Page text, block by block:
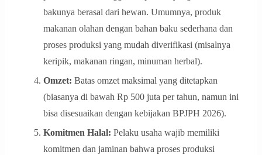
bakunya berasal dari hewan. Umumnya, produk
makanan olahan dengan bahan baku sederhana dan
proses produksi yang mudah diverifikasi (misalnya
keripik, makanan ringan, minuman herbal).
Omzet: Batas omzet maksimal yang ditetapkan
(biasanya di bawah Rp 500 juta per tahun, namun ini
bisa disesuaikan dengan kebijakan BPJPH 2026).
Komitmen Halal: Pelaku usaha wajib memiliki
komitmen dan jaminan bahwa proses produksi